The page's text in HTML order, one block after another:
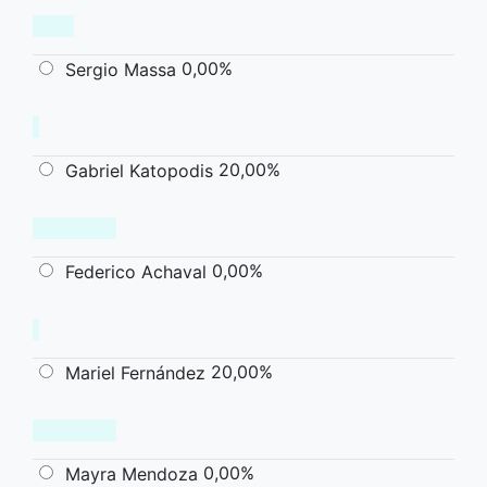
Sergio Massa 0,00%
Gabriel Katopodis 20,00%
Federico Achaval 0,00%
Mariel Fernández 20,00%
Mayra Mendoza 0,00%